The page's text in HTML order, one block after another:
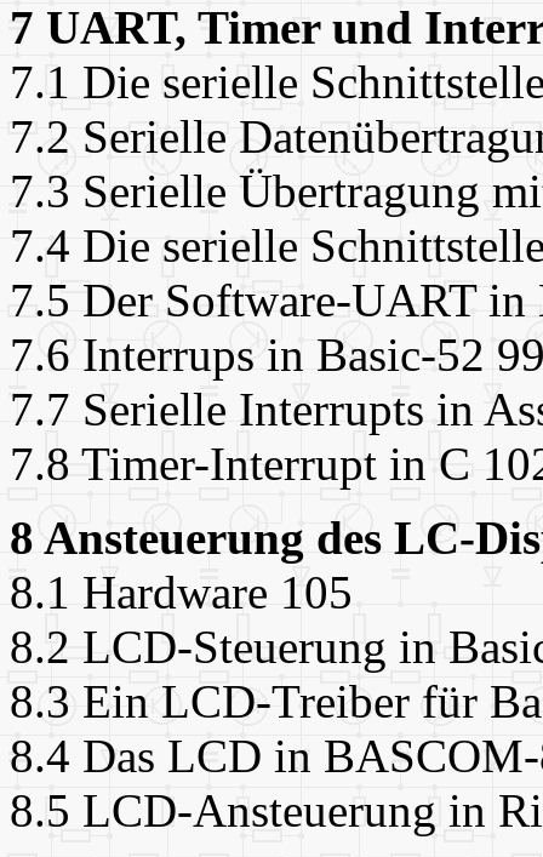
7 UART, Timer und
7.1 Die serielle
7.2 Serielle
7.3 Serielle Übertragung
7.4 Die serielle
7.5 Der Software-UART
7.6 Interrups in Basic-52
7.7 Serielle Interrupts in
7.8 Timer-Interrupt in C
8 Ansteuerung des LC-
8.1 Hardware 105
8.2 LCD-Steuerung in
8.3 Ein LCD-Treiber für
8.4 Das LCD in
8.5 LCD-Ansteuerung in